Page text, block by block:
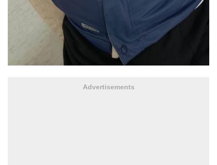
Advertisements